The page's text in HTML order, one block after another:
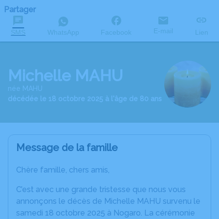
Partager
SMS WhatsApp Facebook E-mail Lien
Michelle MAHU
née MAHU
décédée le 18 octobre 2025 à l'âge de 80 ans
Message de la famille
Chère famille, chers amis,
C’est avec une grande tristesse que nous vous
annonçons le décès de Michelle MAHU survenu le
samedi 18 octobre 2025 à Nogaro. La cérémonie